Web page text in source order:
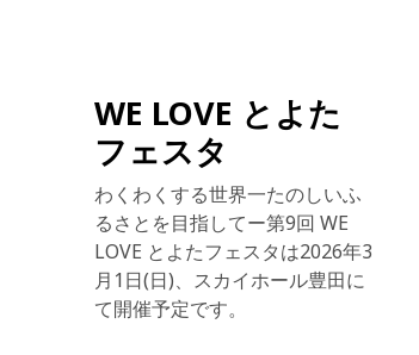
WE LOVE とよた
フェスタ
わくわくする世界一たのしいふ
るさとを目指してー第9回 WE
LOVE とよたフェスタは2026年3
月1日(日)、スカイホール豊田に
て開催予定です。